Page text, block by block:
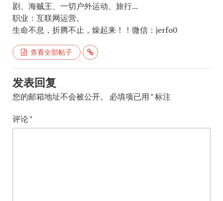
剧、海贼王、一切户外运动、旅行...
职业：互联网运营。
生命不息，折腾不止，燥起来！！微信：jerfo0
查看全部帖子
发表回复
您的邮箱地址不会被公开。 必填项已用 *标注
评论*